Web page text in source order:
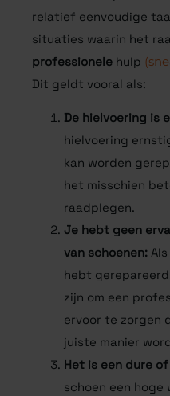
relatief eenvoudige
situaties waarin het
professionele hulp
Dit geldt vooral als:
De hielvoering is
hielvoering
kan worden
het misschien
raadplegen.
Je hebt geen
van schoenen:
hebt
zijn om een
ervoor te zorgen
juiste manier
Het is een dure
schoen een